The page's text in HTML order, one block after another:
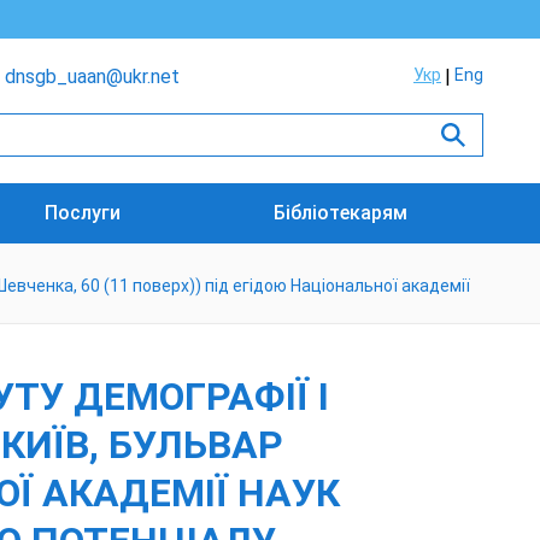
dnsgb_uaan@ukr.net Укр Eng
Послуги Бібліотекарям
60 (11 поверх)) під егідою Національної академії
ДЕМОГРАФІЇ І
БУЛЬВАР
АКАДЕМІЇ НАУК